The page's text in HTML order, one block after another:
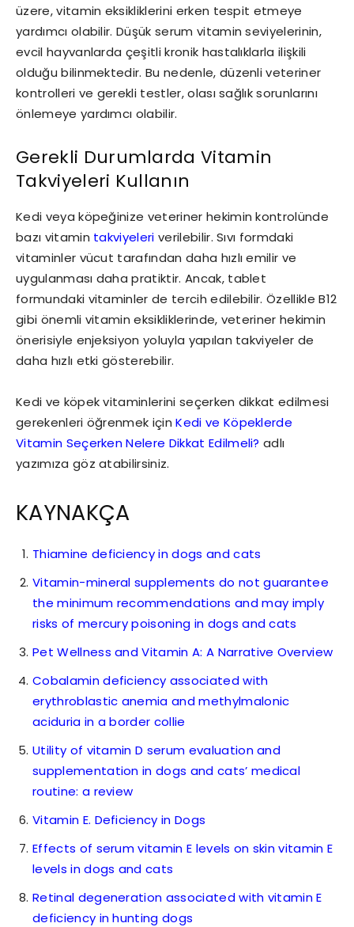
üzere, vitamin eksikliklerini erken tespit etmeye
yardımcı olabilir. Düşük serum vitamin seviyelerinin,
evcil hayvanlarda çeşitli kronik hastalıklarla ilişkili
olduğu bilinmektedir. Bu nedenle, düzenli veteriner
kontrolleri ve gerekli testler, olası sağlık sorunlarını
önlemeye yardımcı olabilir.
Gerekli Durumlarda Vitamin
Takviyeleri Kullanın
Kedi veya köpeğinize veteriner hekimin kontrolünde
bazı vitamin takviyeleriverilebilir. Sıvı formdaki
vitaminler vücut tarafından daha hızlı emilir ve
uygulanması daha pratiktir. Ancak, tablet
formundaki vitaminler de tercih edilebilir. Özellikle B12
gibi önemli vitamin eksikliklerinde, veteriner hekimin
önerisiyle enjeksiyon yoluyla yapılan takviyeler de
daha hızlı etki gösterebilir.
Kedi ve köpek vitaminlerini seçerken dikkat edilmesi
gerekenleri öğrenmek içinKedi ve Köpeklerde
Vitamin Seçerken Nelere Dikkat Edilmeli? adlı
yazımıza göz atabilirsiniz.
KAYNAKÇA
Thiamine deficiency in dogs and cats
Vitamin-mineral supplements do not guarantee
the minimum recommendations and may imply
risks of mercury poisoning in dogs and cats
Pet Wellness and Vitamin A: A Narrative Overview
Cobalamin deficiency associated with
erythroblastic anemia and methylmalonic
aciduria in a border collie
Utility of vitamin D serum evaluation and
supplementation in dogs and cats’ medical
routine: a review
Vitamin E. Deficiency in Dogs
Effects of serum vitamin E levels on skin vitamin E
levels in dogs and cats
Retinal degeneration associated with vitamin E
deficiency in hunting dogs